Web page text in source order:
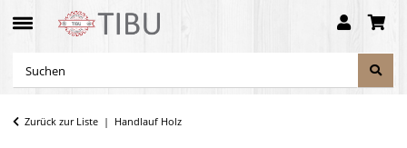
Zurück zur Liste Handlauf Holz